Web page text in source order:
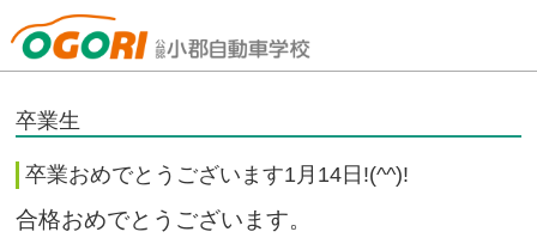
山口県小郡自動車学校
卒業生
卒業おめでとうございます1月14日!(^^)!
合格おめでとうございます。